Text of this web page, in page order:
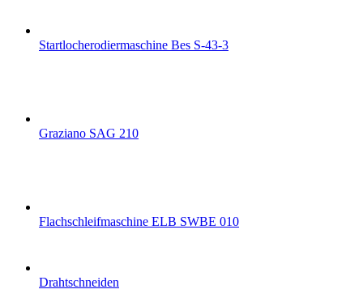
Startlocherodiermaschine Bes S-43-3
Graziano SAG 210
Flachschleifmaschine ELB SWBE 010
Drahtschneiden